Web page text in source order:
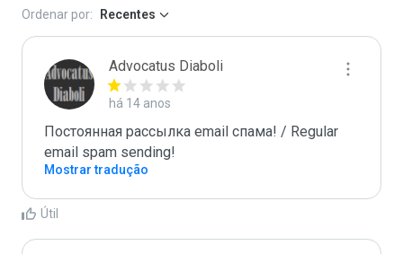
Ordenar por: Recentes
Advocatus Diaboli
há 14 anos
Постоянная рассылка email спама! / Regular
email spam sending!
Mostrar tradução
Útil